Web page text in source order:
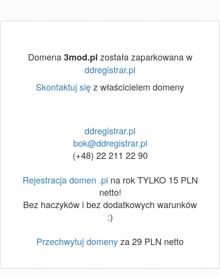
Domena3mod.pl została zaparkowana w
ddregistrar.pl
Skontaktuj sięz właścicielem domeny
ddregistrar.pl
bok@ddregistrar.pl
(+48) 22 211 22 90
Rejestracja domen .pl na rok TYLKO 15 PLN
netto!
Bez haczyków i bez dodatkowych warunków
:)
Przechwytuj domenyza 29 PLN netto